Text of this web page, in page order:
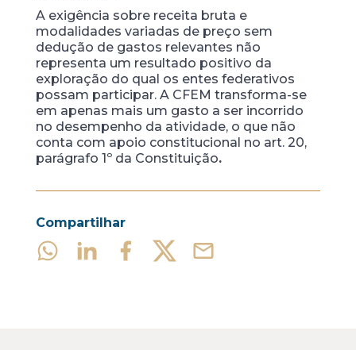
A exigência sobre receita bruta e
modalidades variadas de preço sem
dedução de gastos relevantes não
representa um resultado positivo da
exploração do qual os entes federativos
possam participar. A CFEM transforma-se
em apenas mais um gasto a ser incorrido
no desempenho da atividade, o que não
conta com apoio constitucional no art. 20,
parágrafo 1º da Constituição.
Compartilhar